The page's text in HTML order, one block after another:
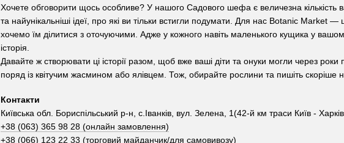
Хочете обговорити щось особливе? У нашого Садового шефа є величезна кількість
та найунікальніші ідеї, про які ви тільки встигли подумати. Для нас Botanic Market
хочемо їм ділитися з оточуючими. Адже у кожного навіть маленького кущика у
історія.
Давайте ж створювати ці історії разом, щоб вже ваші діти та онуки могли через
поряд із квітучим жасмином або ялівцем. Тож, обирайте рослини та пишіть скоріше
Контакти
Київська обл. Бориспільський р-н, с.Іванків, вул. Зелена, 1(42-й км траси Київ -
+38 (063) 365 98 28 (онлайн замовлення)
+38 (066) 123 22 33 (торговий майданчик/для самовивозу)